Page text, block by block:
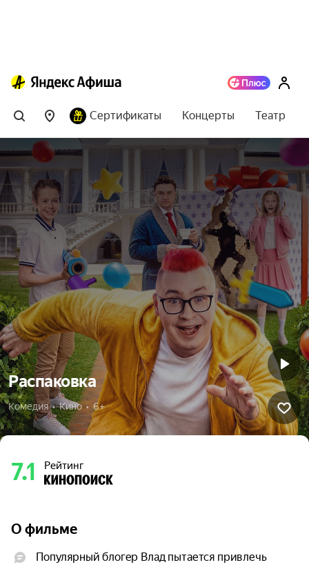
Сертификаты Концерты Театр
Распаковка
Комедия  •  Кино  •  6+
7.1 Рейтинг
О фильме
Популярный блогер Влад пытается привлечь